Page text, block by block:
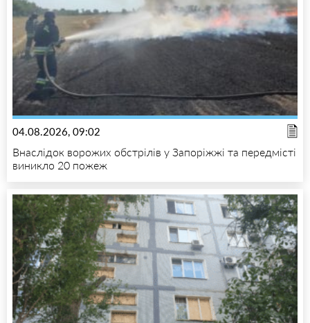
04.08.2026, 09:02
Внаслідок ворожих обстрілів у Запоріжжі та передмісті
виникло 20 пожеж